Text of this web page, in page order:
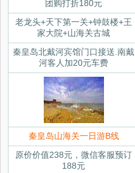
团购打折180元
老龙头+天下第一关+钟鼓楼+王
家大院+山海关古城
秦皇岛北戴河宾馆门口接送.南戴
河客人加20元车费
秦皇岛山海关一日游B线
原价价值238元，微信客服预订
188元